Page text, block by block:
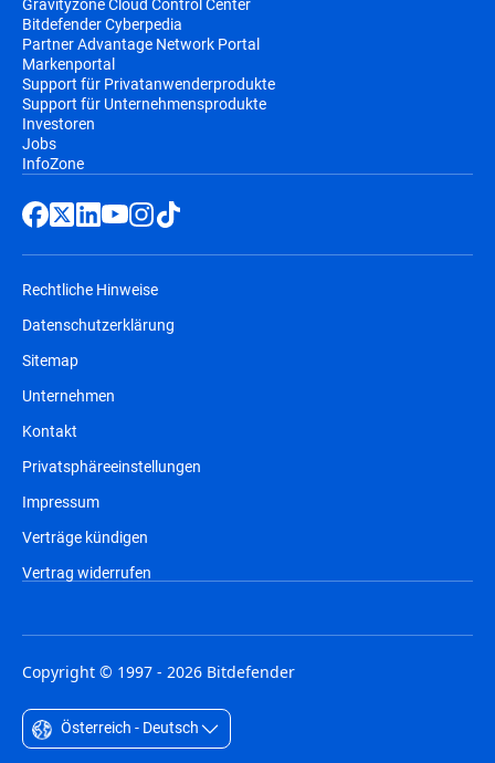
Bitdefender Cyberpedia
Partner Advantage Network Portal
Markenportal
Support für Privatanwenderprodukte
Support für Unternehmensprodukte
Investoren
Jobs
InfoZone
Rechtliche Hinweise
Datenschutzerklärung
Sitemap
Unternehmen
Kontakt
Privatsphäreeinstellungen
Impressum
Verträge kündigen
Vertrag widerrufen
Copyright © 1997 - 2026 Bitdefender
Österreich - Deutsch